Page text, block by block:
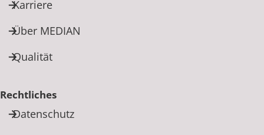
Karriere
Über MEDIAN
Qualität
Rechtliches
Datenschutz